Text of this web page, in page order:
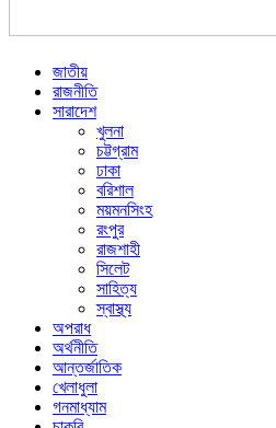
জাতীয়
রাজনীতি
সারাদেশ
খুলনা
চট্টগ্রাম
ঢাকা
বরিশাল
ময়মনসিংহ
রংপুর
রাজশাহী
সিলেট
সাহিত্য
স্বাস্থ্য
অপরাধ
অর্থনীতি
আন্তর্জাতিক
খেলাধুলা
গনমাধ্যাম